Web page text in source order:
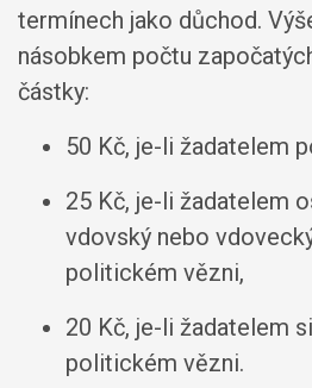
termínech jako důchod.
násobkem počtu
částky:
50 Kč, je-li žadatelem
25 Kč, je-li žadatelem
vdovský nebo
politickém vězni,
20 Kč, je-li žadatelem
politickém vězni.